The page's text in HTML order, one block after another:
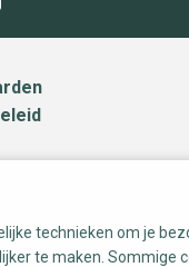
technieken om je
te maken. Sommige